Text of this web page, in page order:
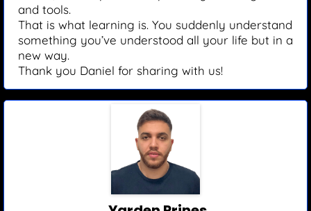
and tools.
That is what learning is. You suddenly understand
something you’ve understood all your life but in a
new way.
Thank you Daniel for sharing with us!